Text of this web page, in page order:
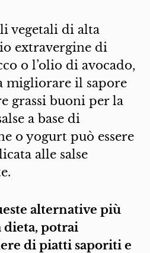
vegetali di alta
extravergine di
o l’olio di avocado,
migliorare il sapore
grassi buoni per la
a base di
o yogurt può essere
alle salse
alternative più
dieta, potrai
di piatti saporiti e